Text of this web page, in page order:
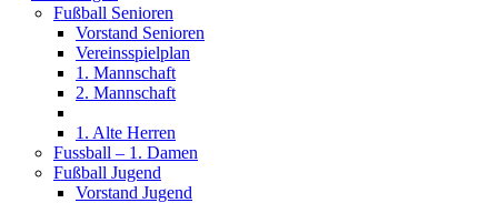
Fußball Senioren
Vorstand Senioren
Vereinsspielplan
1. Mannschaft
2. Mannschaft
1. Alte Herren
Fussball – 1. Damen
Fußball Jugend
Vorstand Jugend